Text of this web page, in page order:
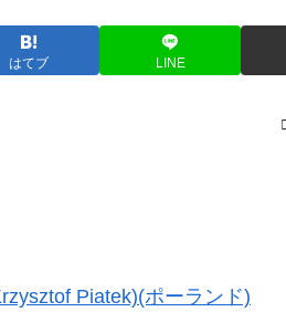
はてブ LINE
Piatek)(ポーランド)